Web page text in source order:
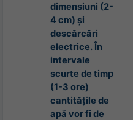
dimensiuni (2-
4 cm) și
descărcări
electrice. În
intervale
scurte de timp
(1-3 ore)
cantitățile de
apă vor fi de